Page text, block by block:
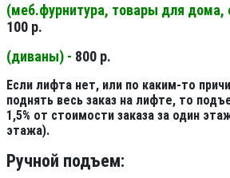
(меб.фурнитура, товары для дома,
100 р.
(диваны) - 800 р.
Если лифта нет, или по каким-то
поднять весь заказ на лифте, то
1,5% от стоимости заказа за один
этажа).
Ручной подъем: